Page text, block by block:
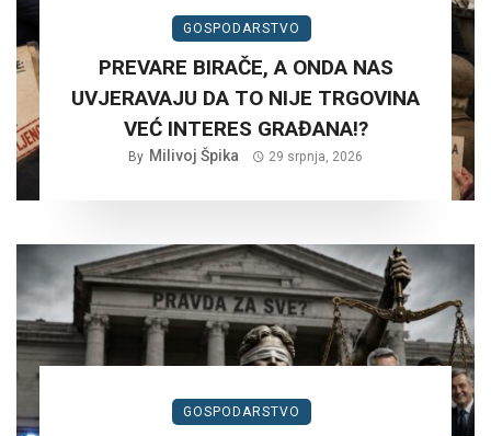
GOSPODARSTVO
PREVARE BIRAČE, A ONDA NAS
UVJERAVAJU DA TO NIJE TRGOVINA
VEĆ INTERES GRAĐANA!?
By Milivoj Špika 29 srpnja, 2026
GOSPODARSTVO